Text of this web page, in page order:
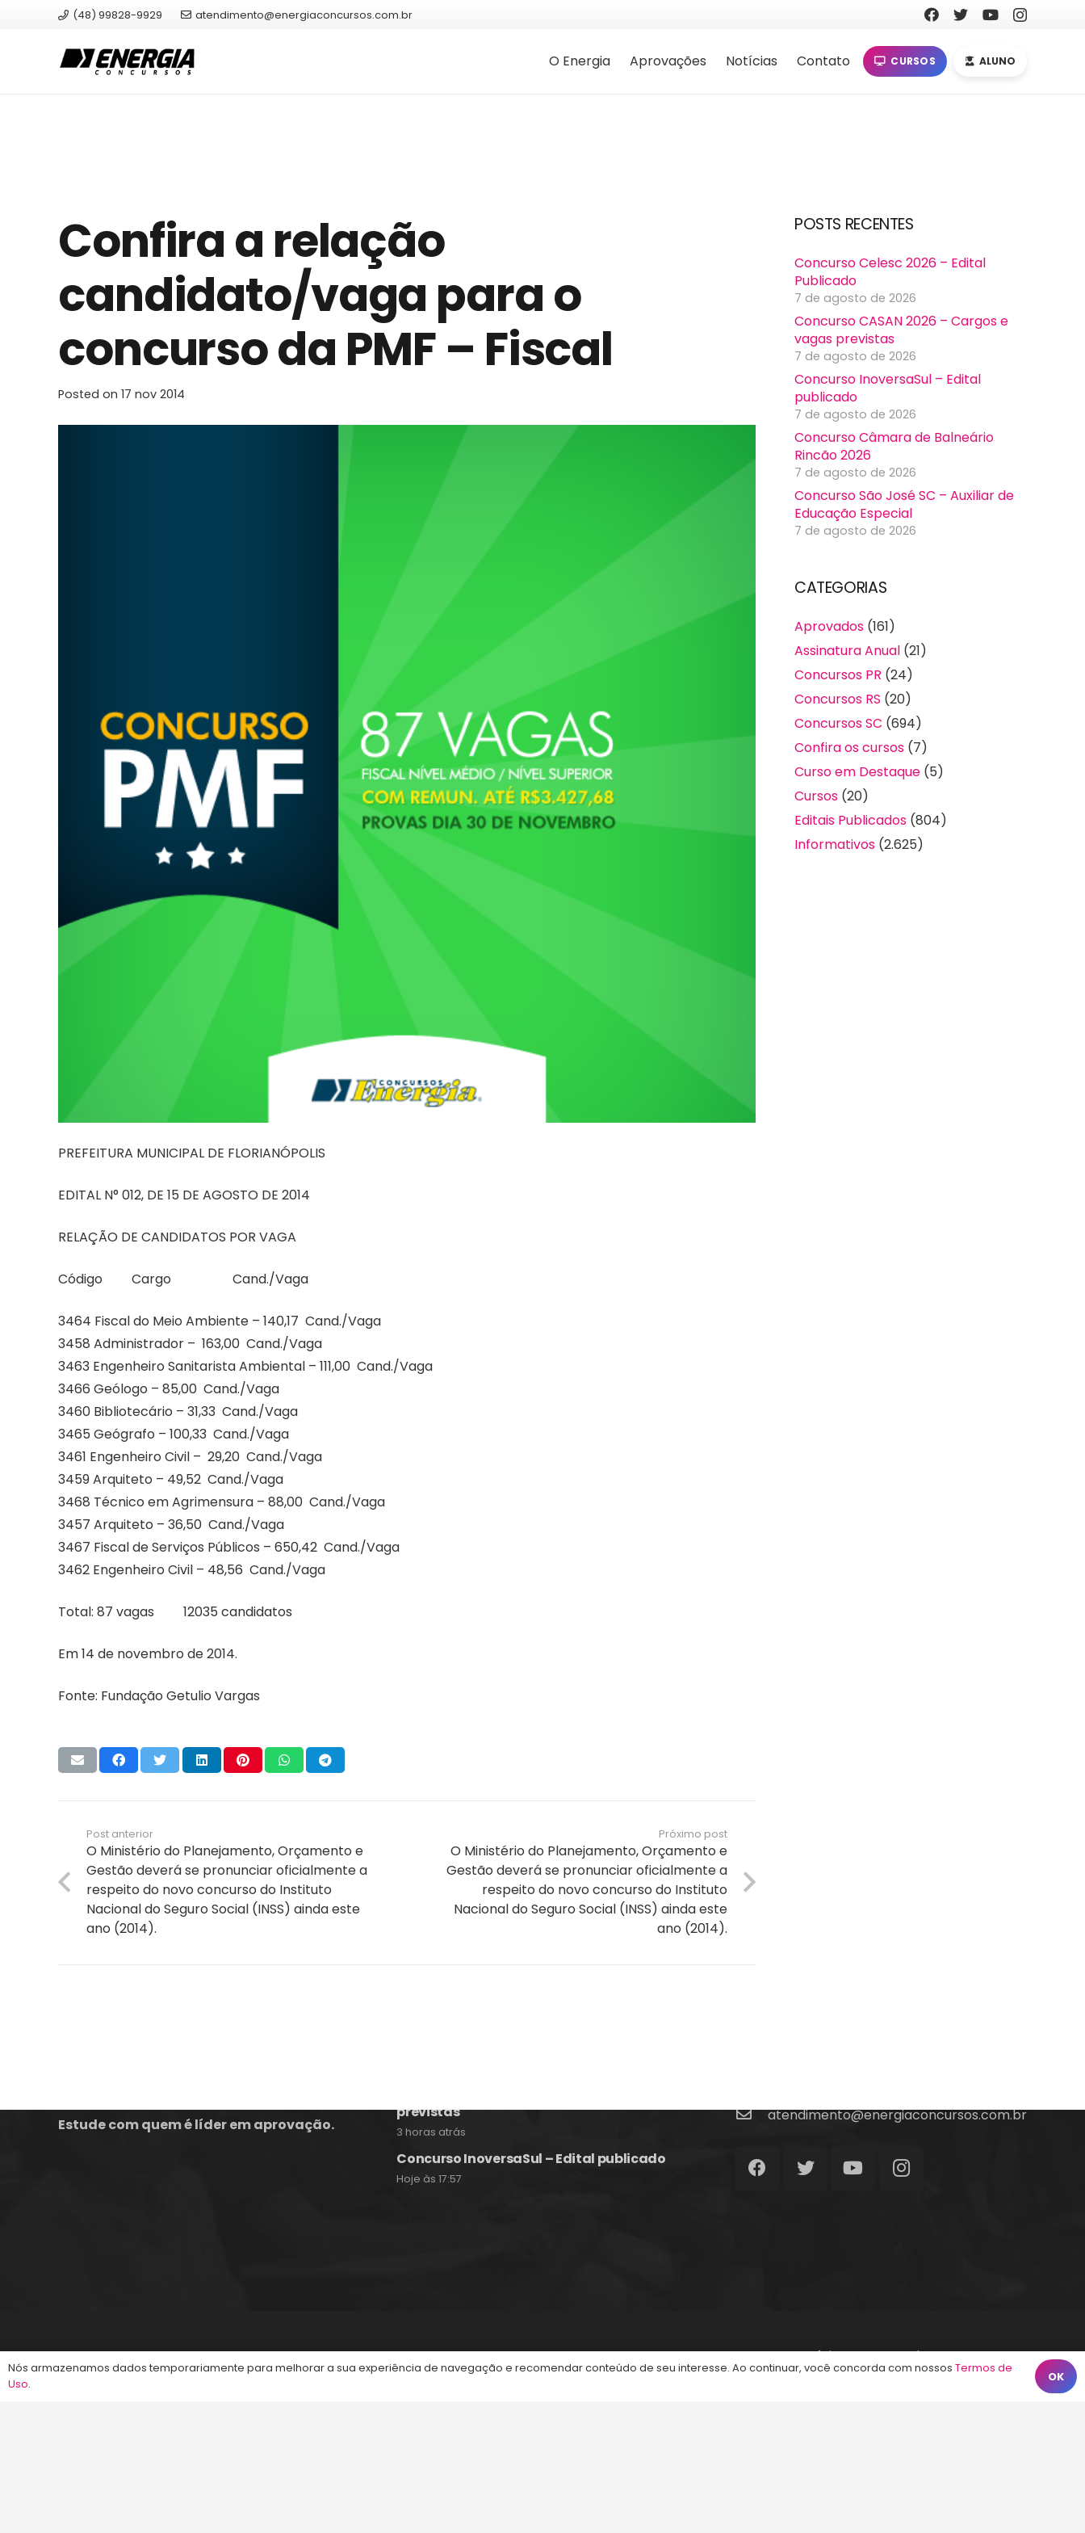
(48) 99828-9929 atendimento@energiaconcursos.com.br
O Energia Aprovações Notícias Contato CURSOS ALUNO
Confira a relação
candidato/vaga para o
concurso da PMF – Fiscal
Posted on 17 nov 2014
PREFEITURA MUNICIPAL DE FLORIANÓPOLIS
EDITAL N° 012, DE 15 DE AGOSTO DE 2014
RELAÇÃO DE CANDIDATOS POR VAGA
Código Cargo Cand./Vaga
3464 Fiscal do Meio Ambiente – 140,17 Cand./Vaga
3458 Administrador – 163,00 Cand./Vaga
3463 Engenheiro Sanitarista Ambiental – 111,00 Cand./Vaga
3466 Geólogo – 85,00 Cand./Vaga
3460 Bibliotecário – 31,33 Cand./Vaga
3465 Geógrafo – 100,33 Cand./Vaga
3461 Engenheiro Civil – 29,20 Cand./Vaga
3459 Arquiteto – 49,52 Cand./Vaga
3468 Técnico em Agrimensura – 88,00 Cand./Vaga
3457 Arquiteto – 36,50 Cand./Vaga
3467 Fiscal de Serviços Públicos – 650,42 Cand./Vaga
3462 Engenheiro Civil – 48,56 Cand./Vaga
Total: 87 vagas 12035 candidatos
Em 14 de novembro de 2014.
Fonte: Fundação Getulio Vargas
Post anterior
O Ministério do Planejamento, Orçamento e
Gestão deverá se pronunciar oficialmente a
respeito do novo concurso do Instituto
Nacional do Seguro Social (INSS) ainda este
ano (2014).
Próximo post
O Ministério do Planejamento, Orçamento e
Gestão deverá se pronunciar oficialmente a
respeito do novo concurso do Instituto
Nacional do Seguro Social (INSS) ainda este
ano (2014).
POSTS RECENTES
Concurso Celesc 2026 – Edital
Publicado
7 de agosto de 2026
Concurso CASAN 2026 – Cargos e
vagas previstas
7 de agosto de 2026
Concurso InoversaSul – Edital
publicado
7 de agosto de 2026
Concurso Câmara de Balneário
Rincão 2026
7 de agosto de 2026
Concurso São José SC – Auxiliar de
Educação Especial
7 de agosto de 2026
CATEGORIAS
Aprovados (161)
Assinatura Anual (21)
Concursos PR (24)
Concursos RS (20)
Concursos SC (694)
Confira os cursos (7)
Curso em Destaque (5)
Cursos (20)
Editais Publicados (804)
Informativos (2.625)
Estude com quem é líder em aprovação.
previstas
3 horas atrás
Concurso InoversaSul – Edital publicado
Hoje às 17:57
atendimento@energiaconcursos.com.br
©2013-2024Energia Concursos. Todos os direitos reservados. Início Termos de Uso Contato
Nós armazenamos dados temporariamente para melhorar a sua experiência de navegação e recomendar conteúdo de seu interesse. Ao continuar, você concorda com nossos Termos de
Uso. OK